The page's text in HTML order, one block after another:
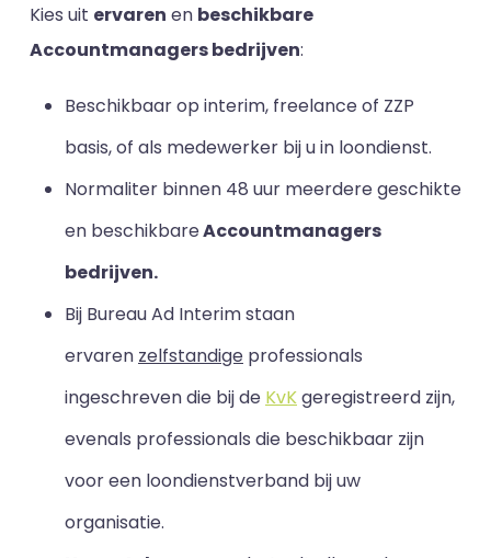
Kies uit ervaren en beschikbare
Accountmanagers bedrijven:
Beschikbaar op interim, freelance of ZZP
basis, of als medewerker bij u in loondienst.
Normaliter binnen 48 uur meerdere geschikte
en beschikbareAccountmanagers
bedrijven.
Bij Bureau Ad Interim staan
ervaren zelfstandige professionals
ingeschreven die bij de KvKgeregistreerd zijn,
evenals professionals die beschikbaar zijn
voor een loondienstverband bij uw
organisatie.